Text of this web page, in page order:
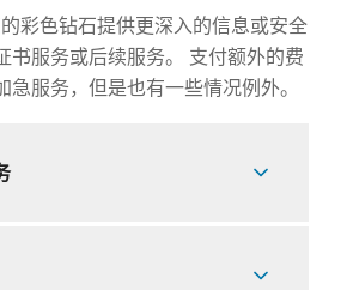
彩色钻石提供更深入的信息或安全
书服务或后续服务。 支付额外的费
急服务，但是也有一些情况例外。